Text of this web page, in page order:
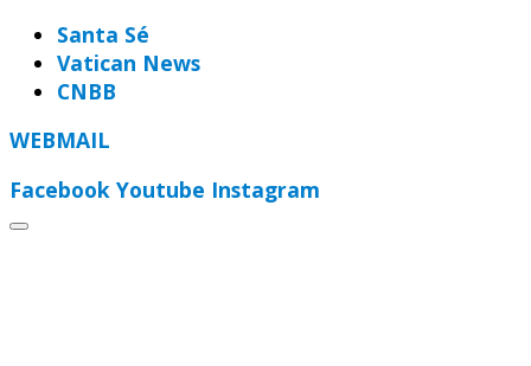
Santa Sé
Vatican News
CNBB
WEBMAIL
Facebook Youtube Instagram